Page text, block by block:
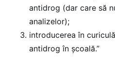
antidrog (dar care să
analizelor);
introducerea în
antidrog în şcoală.”